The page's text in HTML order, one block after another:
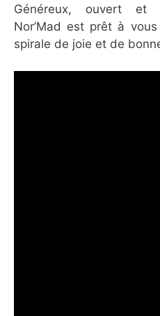
Généreux, ouvert et
Nor’Mad est prêt à
spirale de joie et de